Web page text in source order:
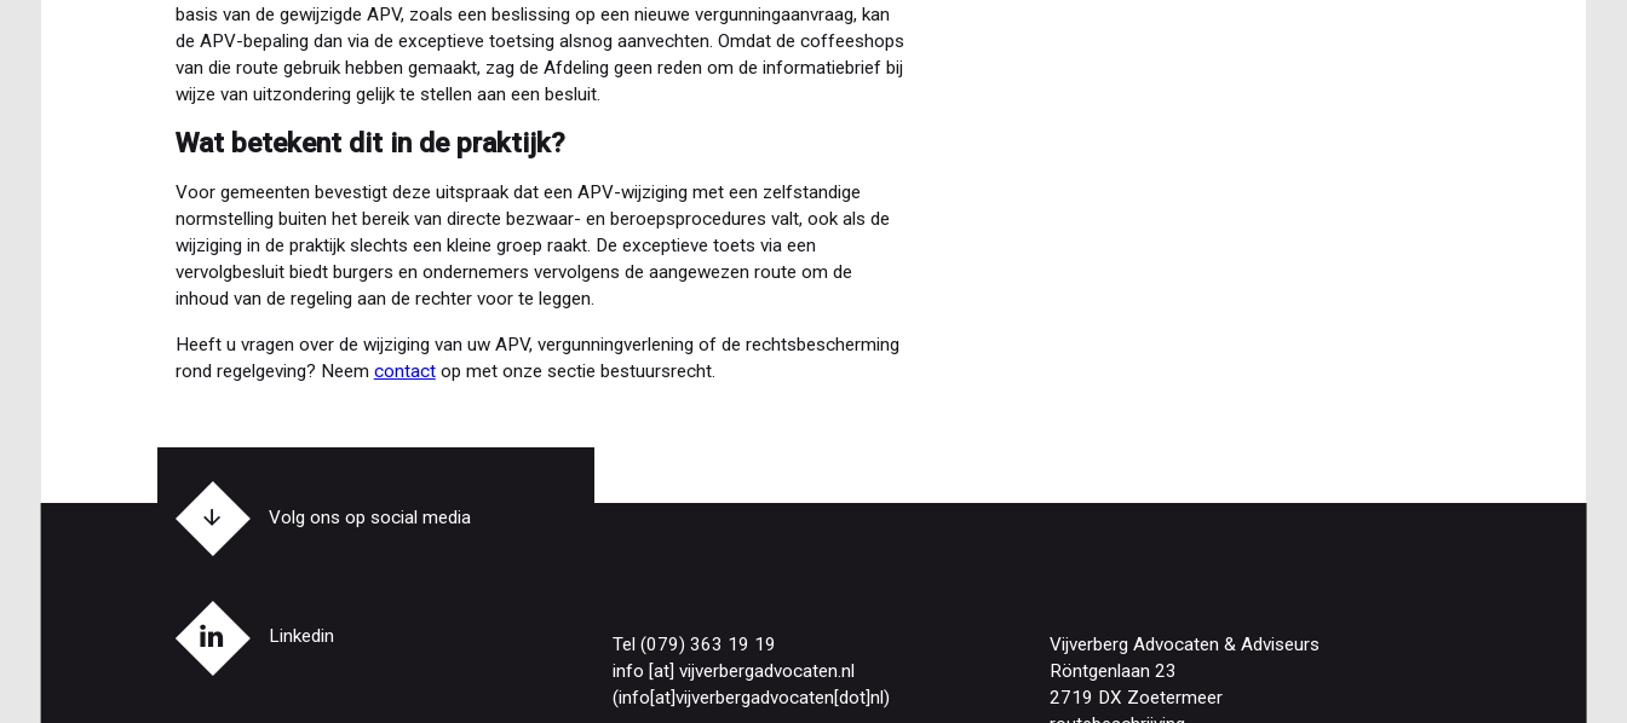
basis van de gewijzigde APV, zoals een beslissing op een nieuwe vergunningaanvraag, kan
de APV-bepaling dan via de exceptieve toetsing alsnog aanvechten. Omdat de coffeeshops
van die route gebruik hebben gemaakt, zag de Afdeling geen reden om de informatiebrief bij
wijze van uitzondering gelijk te stellen aan een besluit.
Wat betekent dit in de praktijk?
Voor gemeenten bevestigt deze uitspraak dat een APV-wijziging met een zelfstandige
normstelling buiten het bereik van directe bezwaar- en beroepsprocedures valt, ook als de
wijziging in de praktijk slechts een kleine groep raakt. De exceptieve toets via een
vervolgbesluit biedt burgers en ondernemers vervolgens de aangewezen route om de
inhoud van de regeling aan de rechter voor te leggen.
Heeft u vragen over de wijziging van uw APV, vergunningverlening of de rechtsbescherming
rond regelgeving? Neem contactop met onze sectie bestuursrecht.
Volg ons op social media
Linkedin
Tel (079) 363 19 19
info [at] vijverbergadvocaten.nl
(info[at]vijverbergadvocaten[dot]nl)
Vijverberg Advocaten & Adviseurs
Röntgenlaan 23
2719 DX Zoetermeer